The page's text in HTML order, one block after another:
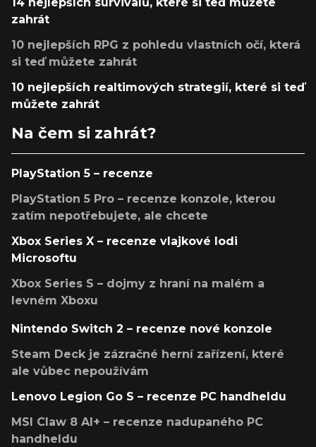
zahrát
10 nejlepších RPG z pohledu vlastních očí, která
si teď můžete zahrát
10 nejlepších realtimových strategií, které si teď
můžete zahrát
Na čem si zahrát?
PlayStation 5 – recenze
PlayStation 5 Pro – recenze konzole, kterou
zatím nepotřebujete, ale chcete
Xbox Series X – recenze vlajkové lodi
Microsoftu
Xbox Series S – dojmy z hraní na malém a
levném Xboxu
Nintendo Switch 2 – recenze nové konzole
Steam Deck je zázračné herní zařízení, které
ale vůbec nepoužívám
Lenovo Legion Go S – recenze PC handheldu
MSI Claw 8 AI+ – recenze nadupaného PC
handheldu